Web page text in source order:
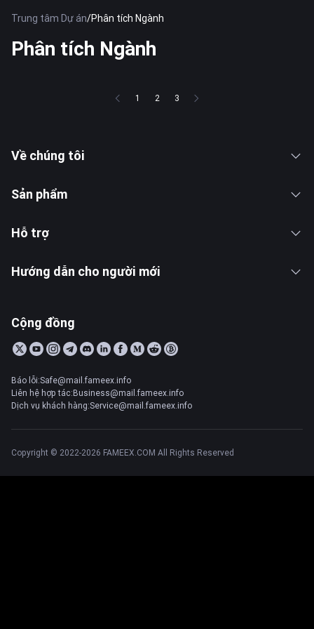
Trung tâm Dự án/Phân tích Ngành
Phân tích Ngành
1 2 3
Về chúng tôi
Sản phẩm
Hỗ trợ
Hướng dẫn cho người mới
Cộng đồng
Báo lỗi:Safe@mail.fameex.info
Liên hệ hợp tác:Business@mail.fameex.info
Dịch vụ khách hàng:Service@mail.fameex.info
Copyright © 2022-2026 FAMEEX.COM All Rights Reserved